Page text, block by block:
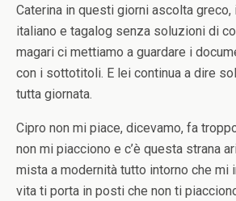
Caterina in questi giorni ascolta
italiano e tagalog senza soluzioni di
magari ci mettiamo a guardare i
con i sottotitoli. E lei continua a dire
tutta giornata.
Cipro non mi piace, dicevamo, fa
non mi piacciono e c’è questa strana
mista a modernità tutto intorno che mi
vita ti porta in posti che non ti